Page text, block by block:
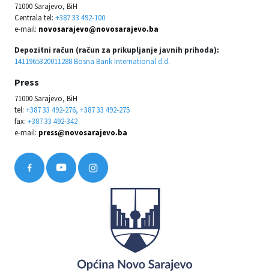
71000 Sarajevo, BiH
Centrala tel: +387 33 492-100
e-mail: novosarajevo@novosarajevo.ba
Depozitni račun (račun za prikupljanje javnih prihoda):
1411965320011288 Bosna Bank International d.d.
Press
71000 Sarajevo, BiH
tel: +387 33 492-276, +387 33 492-275
fax: +387 33 492-342
e-mail: press@novosarajevo.ba